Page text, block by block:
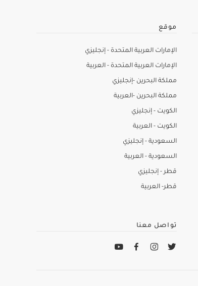
موقع
الإمارات العربية المتحدة - إنجليزي
الإمارات العربية المتحدة - العربية
مملكة البحرين -إنجليزي
مملكة البحرين -العربية
الكويت - إنجليزي
الكويت - العربية
السعودية - إنجليزي
السعودية - العربية
قطر - إنجليزي
قطر- العربية
تواصل معنا